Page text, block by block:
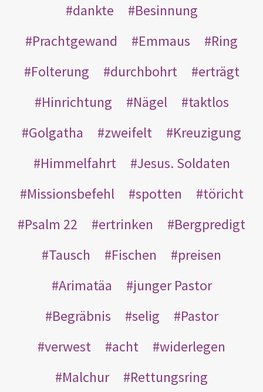
dankte
Besinnung
Prachtgewand
Emmaus
Ring
Folterung
durchbohrt
erträgt
Hinrichtung
Nägel
taktlos
Golgatha
zweifelt
Kreuzigung
Himmelfahrt
Jesus. Soldaten
Missionsbefehl
spotten
töricht
Psalm 22
ertrinken
Bergpredigt
Tausch
Fischen
preisen
Arimatäa
junger Pastor
Begräbnis
selig
Pastor
verwest
acht
widerlegen
Malchur
Rettungsring